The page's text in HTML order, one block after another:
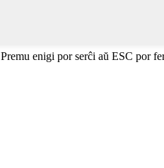
Premu enigi por serĉi aŭ ESC por